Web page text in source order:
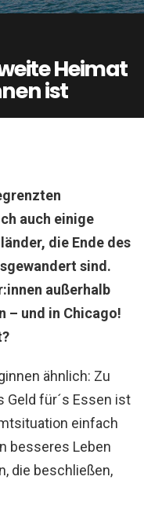
Heimat
ist
auch einige
die Ende des
sind.
außerhalb
– und in Chicago!
ähnlich: Zu
Geld für´s Essen ist
einfach
besseres Leben
die beschließen,